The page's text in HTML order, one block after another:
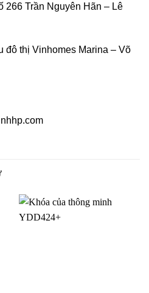
266 Trần Nguyên Hãn – Lê
đô thị Vinhomes Marina – Võ